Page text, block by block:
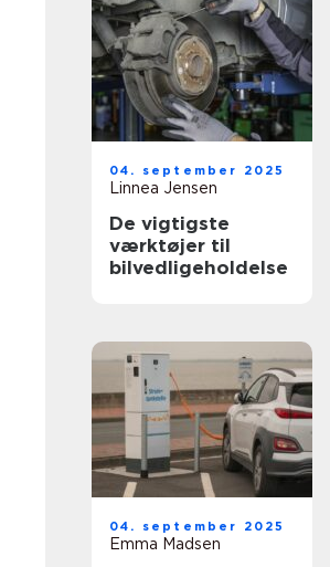
04. september 2025
Linnea Jensen
De vigtigste
værktøjer til
bilvedligeholdelse
04. september 2025
Emma Madsen